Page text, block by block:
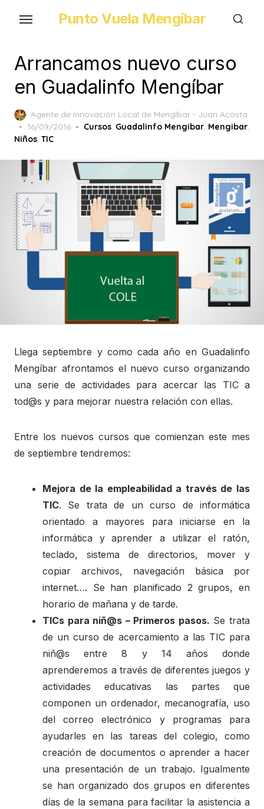
content
Punto Vuela Mengíbar
Arrancamos nuevo curso
en Guadalinfo Mengíbar
Agente de Innovación Local de Mengíbar - Juan Acosta
Posted
on
16/09/2016 Cursos, Guadalinfo Mengibar, Mengibar,
Niños, TIC
Llega septiembre y como cada año en Guadalinfo
Mengíbar afrontamos el nuevo curso organizando
una serie de actividades para acercar las TIC a
tod@s y para mejorar nuestra relación con ellas.
Entre los nuevos cursos que comienzan este mes
de septiembre tendremos:
Mejora de la empleabilidad a través de las
TIC. Se trata de un curso de informática
orientado a mayores para iniciarse en la
informática y aprender a utilizar el ratón,
teclado, sistema de directorios, mover y
copiar archivos, navegación básica por
internet…. Se han planificado 2 grupos, en
horario de mañana y de tarde.
TICs para niñ@s – Primeros pasos. Se trata
de un curso de acercamiento a las TIC para
niñ@s entre 8 y 14 años donde
aprenderemos a través de diferentes juegos y
actividades educativas las partes que
componen un ordenador, mecanografía, uso
del correo electrónico y programas para
ayudarles en las tareas del colegio, como
creación de documentos o aprender a hacer
una presentación de un trabajo. Igualmente
se han organizado dos grupos en diferentes
días de la semana para facilitar la asistencia a